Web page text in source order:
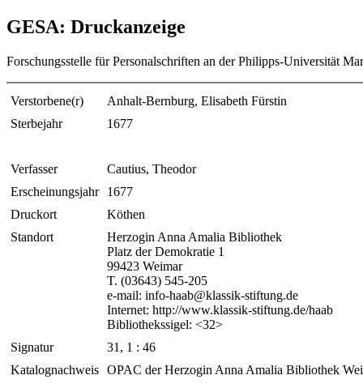
GESA: Druckanzeige
Forschungsstelle für Personalschriften an der Philipps-Universität
Verstorbene(r)
Anhalt-Bernburg, Elisabeth Fürstin
Sterbejahr
1677
Verfasser
Cautius, Theodor
Erscheinungsjahr
1677
Druckort
Köthen
Standort
Herzogin Anna Amalia Bibliothek
Platz der Demokratie 1
99423 Weimar
T. (03643) 545-205
e-mail: info-haab@klassik-stiftung.de
Internet: http://www.klassik-stiftung.de/haab
Bibliothekssigel: <32>
Signatur
31, 1 : 46
Katalognachweis OPAC der Herzogin Anna Amalia Bibliothek